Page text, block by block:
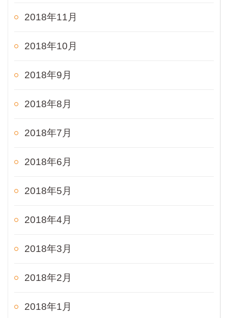
2018年11月
2018年10月
2018年9月
2018年8月
2018年7月
2018年6月
2018年5月
2018年4月
2018年3月
2018年2月
2018年1月